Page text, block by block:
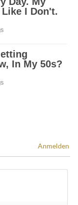
Anmelden